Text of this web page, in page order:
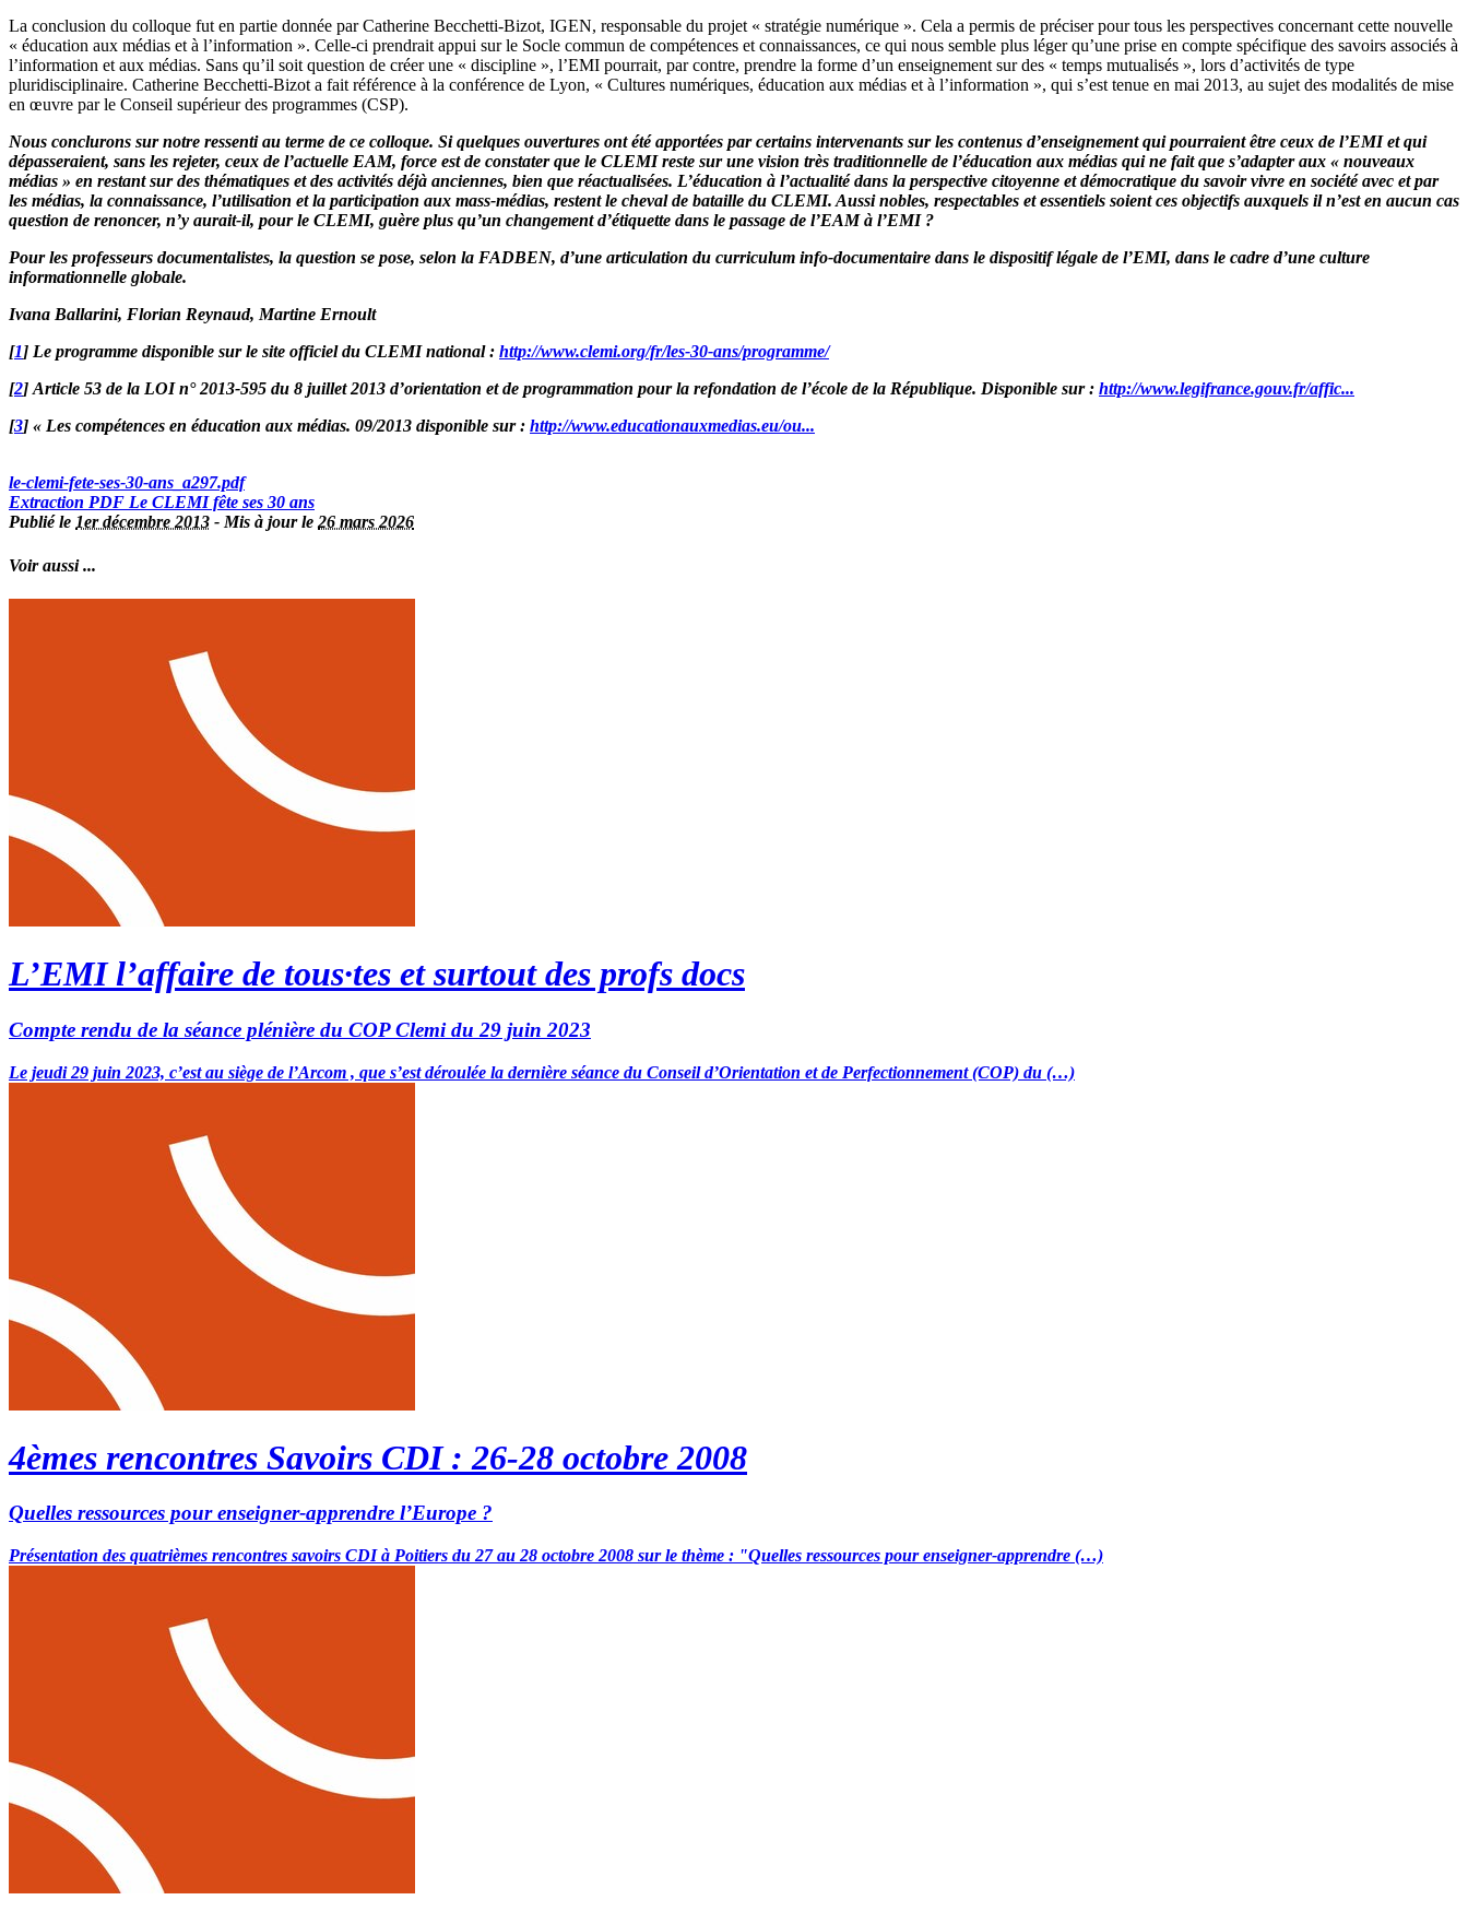
La conclusion du colloque fut en partie donnée par Catherine Becchetti-Bizot, IGEN, responsable du projet « stratégie numérique ». Cela a permis de préciser pour tous les perspectives concernant cette nouvelle
« éducation aux médias et à l’information ». Celle-ci prendrait appui sur le Socle commun de compétences et connaissances, ce qui nous semble plus léger qu’une prise en compte spécifique des savoirs associés à
l’information et aux médias. Sans qu’il soit question de créer une « discipline », l’EMI pourrait, par contre, prendre la forme d’un enseignement sur des « temps mutualisés », lors d’activités de type
pluridisciplinaire. Catherine Becchetti-Bizot a fait référence à la conférence de Lyon, « Cultures numériques, éducation aux médias et à l’information », qui s’est tenue en mai 2013, au sujet des modalités de mise
en œuvre par le Conseil supérieur des programmes (CSP).
Nous conclurons sur notre ressenti au terme de ce colloque. Si quelques ouvertures ont été apportées par certains intervenants sur les contenus d’enseignement qui pourraient être ceux de l’EMI et qui
dépasseraient, sans les rejeter, ceux de l’actuelle EAM, force est de constater que le CLEMI reste sur une vision très traditionnelle de l’éducation aux médias qui ne fait que s’adapter aux « nouveaux
médias » en restant sur des thématiques et des activités déjà anciennes, bien que réactualisées. L’éducation à l’actualité dans la perspective citoyenne et démocratique du savoir vivre en société avec et par
les médias, la connaissance, l’utilisation et la participation aux mass-médias, restent le cheval de bataille du CLEMI. Aussi nobles, respectables et essentiels soient ces objectifs auxquels il n’est en aucun cas
question de renoncer, n’y aurait-il, pour le CLEMI, guère plus qu’un changement d’étiquette dans le passage de l’EAM à l’EMI ?
Pour les professeurs documentalistes, la question se pose, selon la FADBEN, d’une articulation du curriculum info-documentaire dans le dispositif légale de l’EMI, dans le cadre d’une culture
informationnelle globale.
Ivana Ballarini, Florian Reynaud, Martine Ernoult
[1] Le programme disponible sur le site officiel du CLEMI national : http://www.clemi.org/fr/les-30-ans/programme/
[2]Article 53 de la LOI n° 2013-595 du 8 juillet 2013 d’orientation et de programmation pour la refondation de l’école de la République. Disponible sur : http://www.legifrance.gouv.fr/affic...
[3] « Les compétences en éducation aux médias. 09/2013 disponible sur : http://www.educationauxmedias.eu/ou...
le-clemi-fete-ses-30-ans_a297.pdf
Extraction PDF Le CLEMI fête ses 30 ans
Publié le 1er décembre 2013 -Mis à jour le26 mars 2026
Voir aussi ...
L’EMI l’affaire de tous·tes et surtout des profs docs
Compte rendu de la séance plénière du COP Clemi du 29 juin 2023
Le jeudi 29 juin 2023, c’est au siège de l’Arcom , que s’est déroulée la dernière séance du Conseil d’Orientation et de Perfectionnement (COP) du (…)
4èmes rencontres Savoirs CDI : 26-28 octobre 2008
Quelles ressources pour enseigner-apprendre l’Europe ?
Présentation des quatrièmes rencontres savoirs CDI à Poitiers du 27 au 28 octobre 2008 sur le thème : "Quelles ressources pour enseigner-apprendre (…)